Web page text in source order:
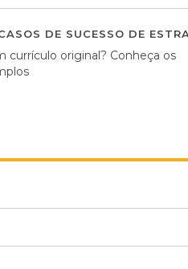
DE SUCESSO DE
currículo original? Conheça os